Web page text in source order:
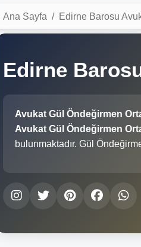
Ana Sayfa Edirne Barosu
Edirne
Avukat Gül Öndeğirmen
Avukat Gül Öndeğirmen
bulunmaktadır. Gül